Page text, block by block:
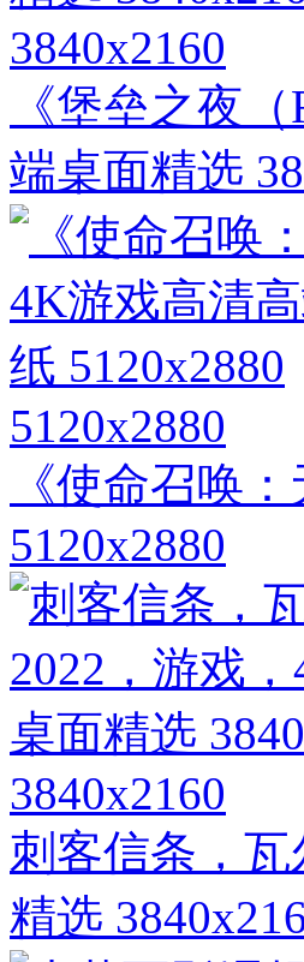
3840x2160
《堡垒之夜
端桌面精选
5120x2880
《使命召唤
5120x2880
3840x2160
刺客信条，
精选